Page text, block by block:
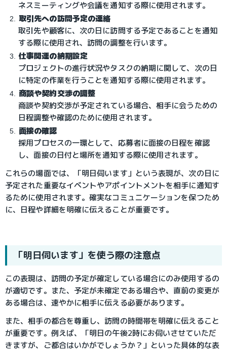
ネスミーティングや会議を通知する際に使用されます。
取引先への訪問予定の連絡
取引先や顧客に、次の日に訪問する予定であることを通知
する際に使用され、訪問の調整を行います。
仕事関連の納期設定
プロジェクトの進行状況やタスクの納期に関して、次の日
に特定の作業を行うことを通知する際に使用されます。
商談や契約交渉の調整
商談や契約交渉が予定されている場合、相手に会うための
日程調整や確認のために使用されます。
面接の確認
採用プロセスの一環として、応募者に面接の日程を確認
し、面接の日付と場所を通知する際に使用されます。
これらの場面では、「明日伺います」という表現が、次の日に
予定された重要なイベントやアポイントメントを相手に通知す
るために使用されます。確実なコミュニケーションを保つため
に、日程や詳細を明確に伝えることが重要です。
「明日伺います」を使う際の注意点
この表現は、訪問の予定が確定している場合にのみ使用するの
が適切です。また、予定が未確定である場合や、直前の変更が
ある場合は、速やかに相手に伝える必要があります。
また、相手の都合を尊重し、訪問の時間帯を明確に伝えること
が重要です。例えば、「明日の午後2時にお伺いさせていただ
きますが、ご都合はいかがでしょうか？」といった具体的な表